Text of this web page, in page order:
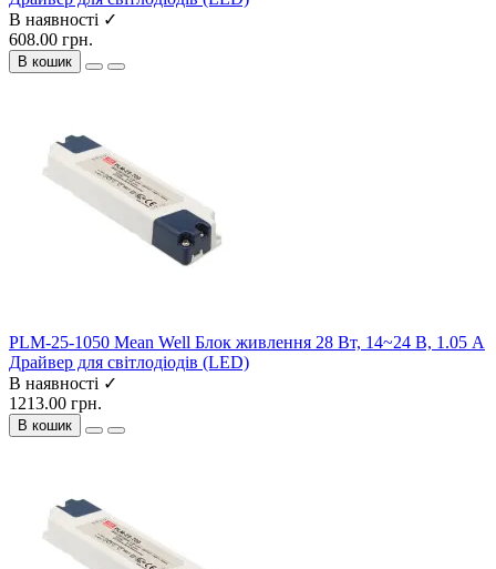
В наявності ✓
608.00 грн.
В кошик
PLM-25-1050 Mean Well Блок живлення 28 Вт, 14~24 В, 1.05 А
Драйвер для світлодіодів (LED)
В наявності ✓
1213.00 грн.
В кошик